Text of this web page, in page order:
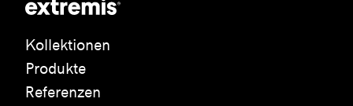
Kollektionen
Produkte
Referenzen